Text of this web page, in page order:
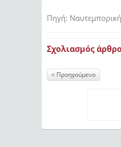
Πηγή: Ναυτεμπορική
Σχολιασμός
Προηγούμενο